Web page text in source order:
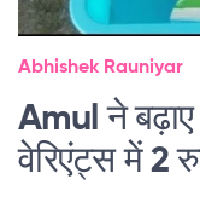
Abhishek Rauniyar
Amul ने
वेरिएंट्स में 2